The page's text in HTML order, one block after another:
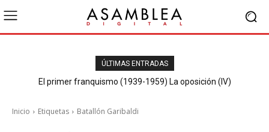
ÚLTIMAS ENTRADAS
El primer franquismo (1939-1959) La oposición (IV)
Inicio Etiquetas Batallón Garibaldi